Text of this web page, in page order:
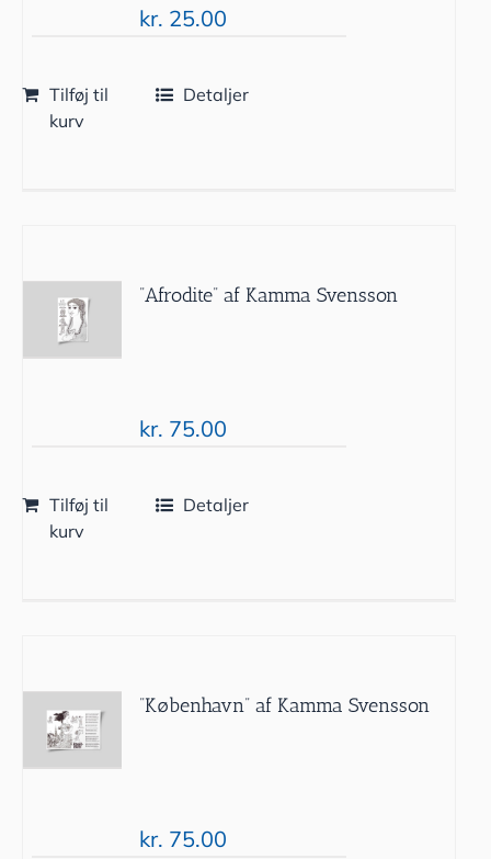
kr. 25.00
Tilføj til
kurv
Detaljer
”Afrodite” af Kamma Svensson
kr. 75.00
Tilføj til
kurv
Detaljer
”København” af Kamma Svensson
kr. 75.00